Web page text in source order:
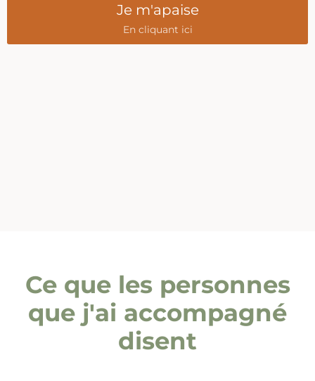
Je m'apaise
En cliquant ici
Ce que les personnes
que j'ai accompagné
disent